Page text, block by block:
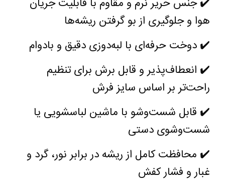
✔️ جنس حریر نرم و مقاوم با قابلیت جریان
هوا و جلوگیری از بو گرفتن ریشه‌ها
✔️ دوخت حرفه‌ای با لبه‌دوزی دقیق و بادوام
✔️ انعطاف‌پذیر و قابل برش برای تنظیم
راحت‌تر بر اساس سایز فرش
✔️ قابل شست‌وشو با ماشین لباسشویی یا
شست‌وشوی دستی
✔️ محافظت کامل از ریشه در برابر نور، گرد و
غبار و فشار کفش